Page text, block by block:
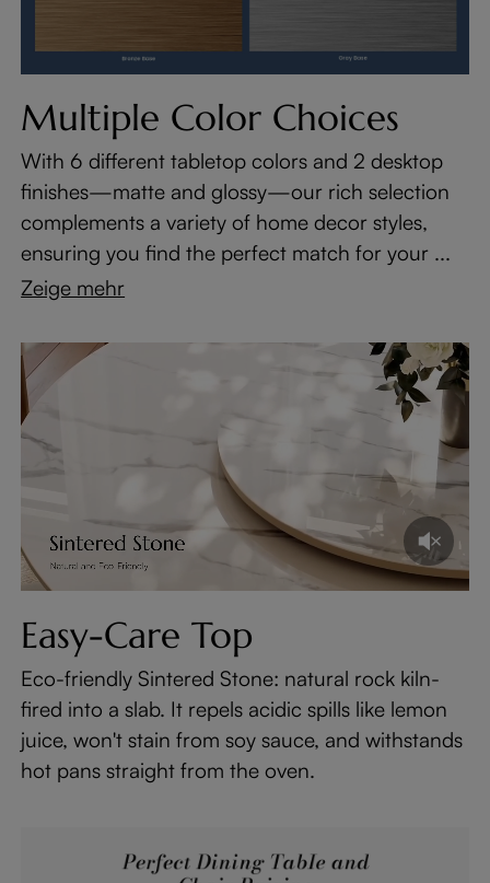
Multiple Color Choices
With 6 different tabletop colors and 2 desktop
finishes—matte and glossy—our rich selection
complements a variety of home decor styles,
ensuring you find the perfect match for your ...
Zeige mehr
Easy-Care Top
Eco-friendly Sintered Stone: natural rock kiln-
fired into a slab. It repels acidic spills like lemon
juice, won't stain from soy sauce, and withstands
hot pans straight from the oven.